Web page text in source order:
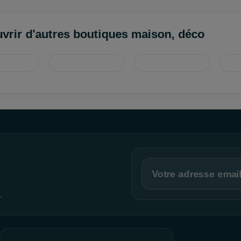
d'autres boutiques maison, déco